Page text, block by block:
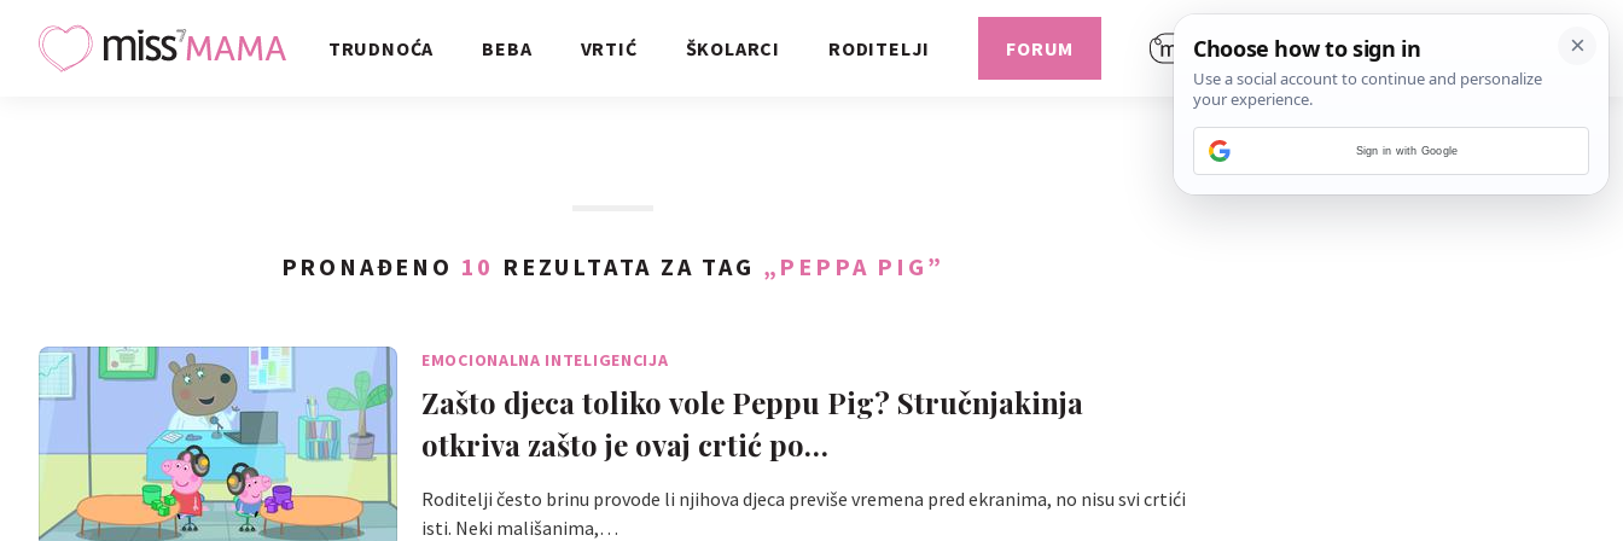
TRUDNOĆA BEBA VRTIĆ ŠKOLARCI RODITELJI FORUM
PRONAĐENO 10 REZULTATA ZA TAG „PEPPA PIG”
EMOCIONALNA INTELIGENCIJA
Zašto djeca toliko vole Peppu Pig? Stručnjakinja
otkriva zašto je ovaj crtić po…
Roditelji često brinu provode li njihova djeca previše vremena pred ekranima, no nisu svi crtići
isti. Neki mališanima,…
Sign in with Google